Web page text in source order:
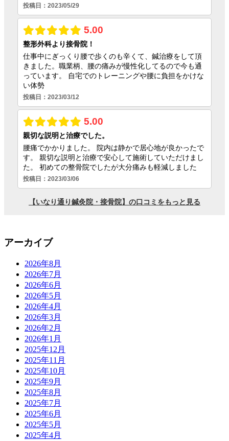
アーカイブ
2026年8月
2026年7月
2026年6月
2026年5月
2026年4月
2026年3月
2026年2月
2026年1月
2025年12月
2025年11月
2025年10月
2025年9月
2025年8月
2025年7月
2025年6月
2025年5月
2025年4月